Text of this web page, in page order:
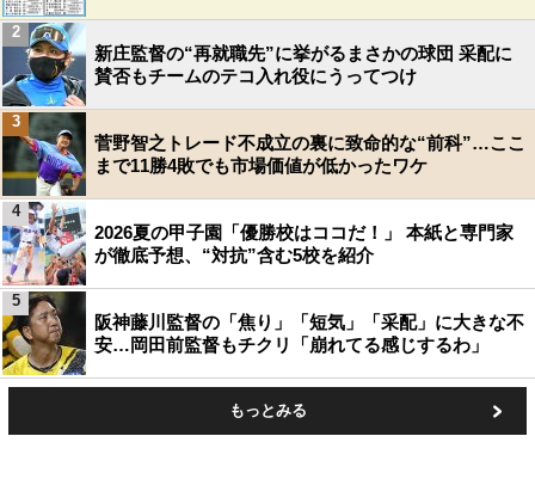
新庄監督の“再就職先”に挙がるまさかの球団 采配に
賛否もチームのテコ入れ役にうってつけ
2
菅野智之トレード不成立の裏に致命的な“前科”…ここ
まで11勝4敗でも市場価値が低かったワケ
3
2026夏の甲子園「優勝校はココだ！」 本紙と専門家
が徹底予想、“対抗”含む5校を紹介
4
阪神藤川監督の「焦り」「短気」「采配」に大きな不
安…岡田前監督もチクリ「崩れてる感じするわ」
5
もっとみる